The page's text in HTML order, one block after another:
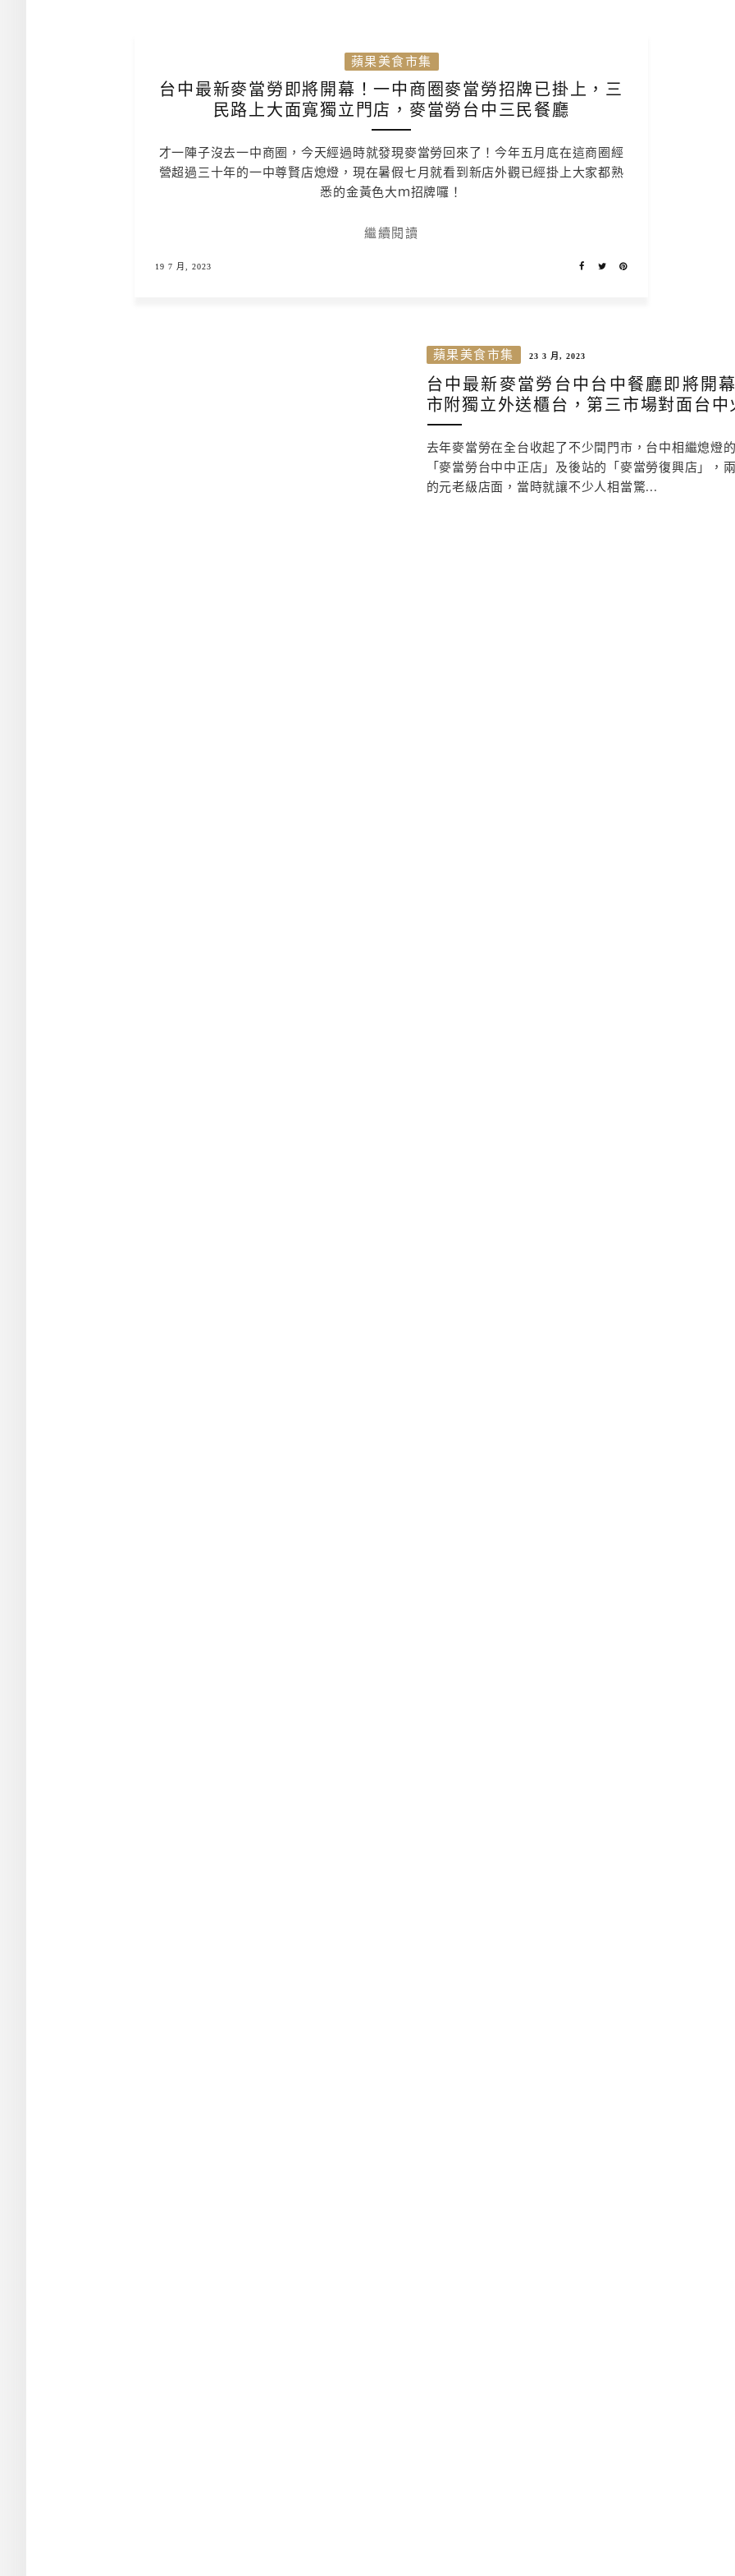
蘋果美食市集
台中最新麥當勞即將開幕！一中商圈麥當勞招牌已掛上，三
民路上大面寬獨立門店，麥當勞台中三民餐廳
才一陣子沒去一中商圈，今天經過時就發現麥當勞回來了！今年五月底在這商圈經
營超過三十年的一中尊賢店熄燈，現在暑假七月就看到新店外觀已經掛上大家都熟
悉的金黃色大ｍ招牌囉！
繼續閱讀
19 7 月, 2023
蘋果美食市集 23 3 月, 2023
台中最新麥當勞台中台中餐廳即將開
市附獨立外送櫃台，第三市場對面台中
去年麥當勞在全台收起了不少間門市，台中相繼熄燈
「麥當勞台中中正店」及後站的「麥當勞復興店」，
的元老級店面，當時就讓不少人相當驚...